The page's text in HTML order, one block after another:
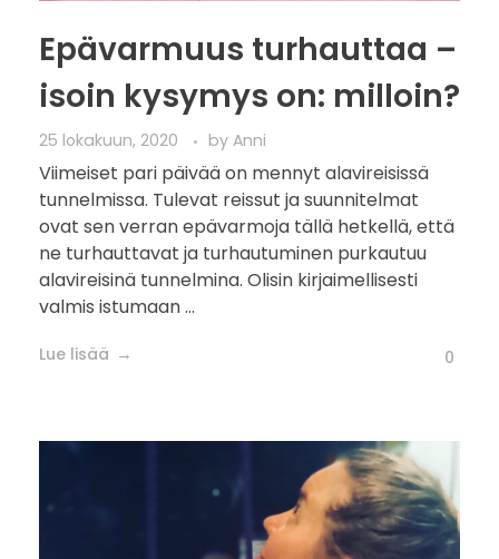
Epävarmuus turhauttaa –
isoin kysymys on: milloin?
25 lokakuun, 2020 by Anni
Viimeiset pari päivää on mennyt alavireisissä
tunnelmissa. Tulevat reissut ja suunnitelmat
ovat sen verran epävarmoja tällä hetkellä, että
ne turhauttavat ja turhautuminen purkautuu
alavireisinä tunnelmina. Olisin kirjaimellisesti
valmis istumaan ...
Lue lisää 0